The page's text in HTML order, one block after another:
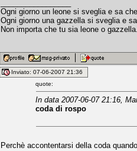
Ogni giorno un leone si sveglia e sa
Ogni giorno una gazzella si sveglia e
Non importa che tu sia leone o
Inviato: 07-06-2007 21:36
quote:
In data 2007-06-07 21:16,
coda di rospo
Perchè accontentarsi della coda